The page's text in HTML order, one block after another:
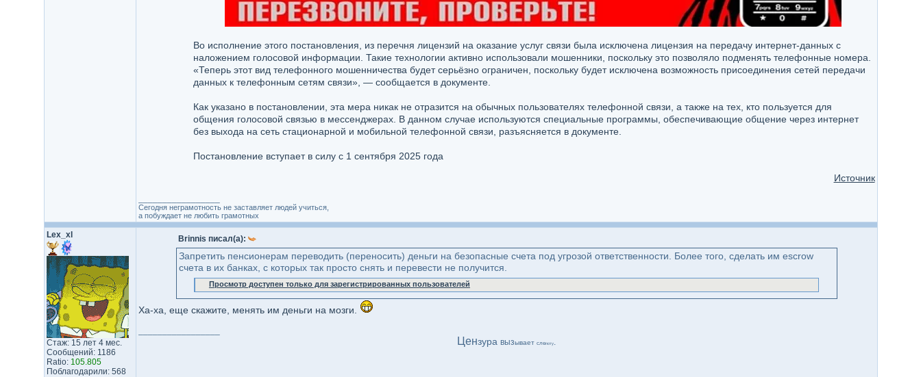
Во исполнение этого постановления, из перечня лицензий на оказание услуг связи была исключена лицензия на передачу интернет-данных с
наложением голосовой информации. Такие технологии активно использовали мошенники, поскольку это позволяло подменять телефонные номера.
«Теперь этот вид телефонного мошенничества будет серьёзно ограничен, поскольку будет исключена возможность присоединения сетей передачи
данных к телефонным сетям связи», — сообщается в документе.
Как указано в постановлении, эта мера никак не отразится на обычных пользователях телефонной связи, а также на тех, кто пользуется для
общения голосовой связью в мессенджерах. В данном случае используются специальные программы, обеспечивающие общение через интернет
без выхода на сеть стационарной и мобильной телефонной связи, разъясняется в документе.
Постановление вступает в силу с 1 сентября 2025 года
Источник
Сегодня неграмотность не заставляет людей учиться,
а побуждает не любить грамотных
Lex_xl
Стаж: 15 лет 4 мес.
Сообщений: 1186
Ratio: 105.805
Поблагодарили: 568
Brinnis писал(а):
Запретить пенсионерам переводить (переносить) деньги на безопасные счета под угрозой ответственности. Более того, сделать им escrow
счета в их банках, с которых так просто снять и перевести не получится.
Просмотр доступен только для зарегистрированных пользователей
Ха-ха, еще скажите, менять им деньги на мозги.
Цензура вызывает слепоту.